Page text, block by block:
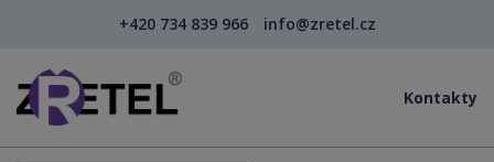
+420 734 839 966 info@zretel.cz
Kontakty